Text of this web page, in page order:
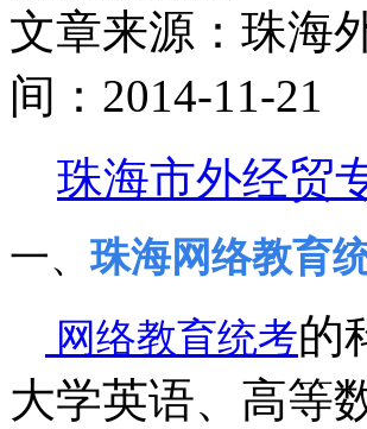
文章来源：珠海
间：2014-11-21
珠海市外经贸
一、珠海网络教育
网络教育统考的
大学英语、高等